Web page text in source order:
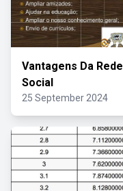
Vantagens Da Rede
Social
25 September 2024